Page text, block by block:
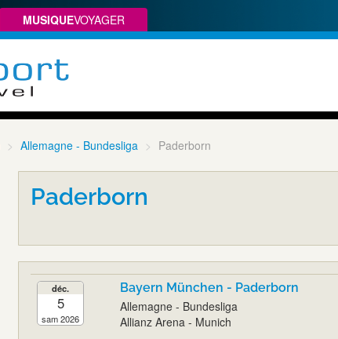
MUSIQUEVOYAGER
Allemagne - Bundesliga Paderborn
Paderborn
déc.
5
sam 2026
Bayern München - Paderborn
Allemagne - Bundesliga
Allianz Arena - Munich